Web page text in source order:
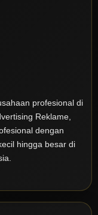
profesional di
Reklame,
dengan
hingga besar di